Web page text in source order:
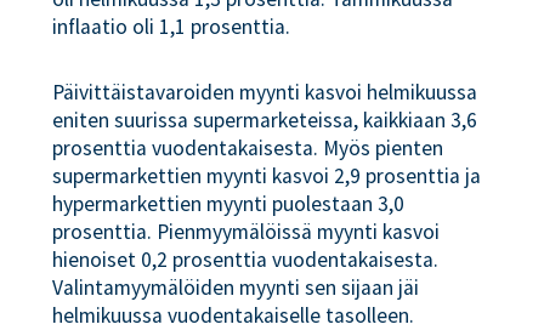
inflaatio oli 1,1 prosenttia.
Päivittäistavaroiden myynti kasvoi helmikuussa
eniten suurissa supermarketeissa, kaikkiaan 3,6
prosenttia vuodentakaisesta. Myös pienten
supermarkettien myynti kasvoi 2,9 prosenttia ja
hypermarkettien myynti puolestaan 3,0
prosenttia. Pienmyymälöissä myynti kasvoi
hienoiset 0,2 prosenttia vuodentakaisesta.
Valintamyymälöiden myynti sen sijaan jäi
helmikuussa vuodentakaiselle tasolleen.